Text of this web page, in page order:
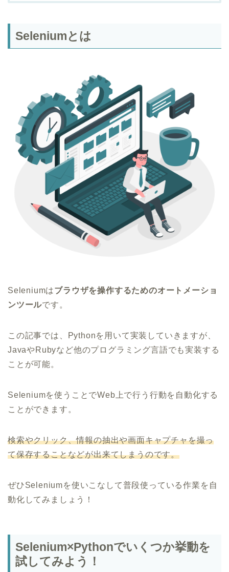
Seleniumとは
Seleniumはブラウザを操作するためのオートメーショ
ンツールです。
この記事では、Pythonを用いて実装していきますが、
JavaやRubyなど他のプログラミング言語でも実装する
ことが可能。
Seleniumを使うことでWeb上で行う行動を自動化する
ことができます。
検索やクリック、情報の抽出や画面キャプチャを撮っ
て保存することなどが出来てしまうのです。
ぜひSeleniumを使いこなして普段使っている作業を自
動化してみましょう！
Selenium×Pythonでいくつか挙動を
試してみよう！